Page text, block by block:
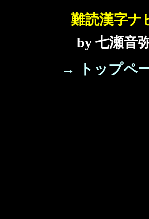
難読漢字ナ
by 七瀬音
→ トップペ